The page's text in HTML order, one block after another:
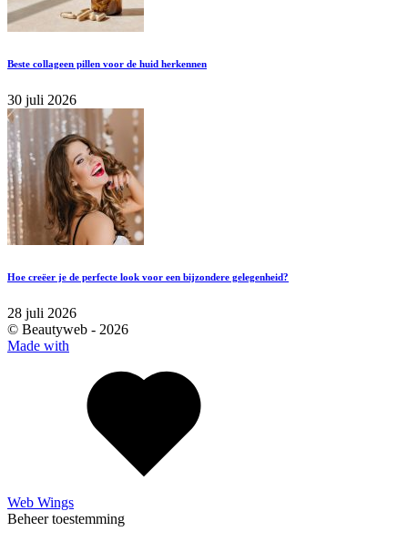
Beste collageen pillen voor de huid herkennen
30 juli 2026
Hoe creëer je de perfecte look voor een bijzondere gelegenheid?
28 juli 2026
© Beautyweb - 2026
Made with
Web Wings
Beheer toestemming